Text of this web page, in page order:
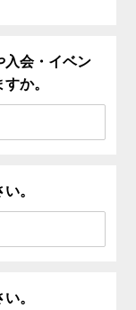
入会・イベン
か。
。
。